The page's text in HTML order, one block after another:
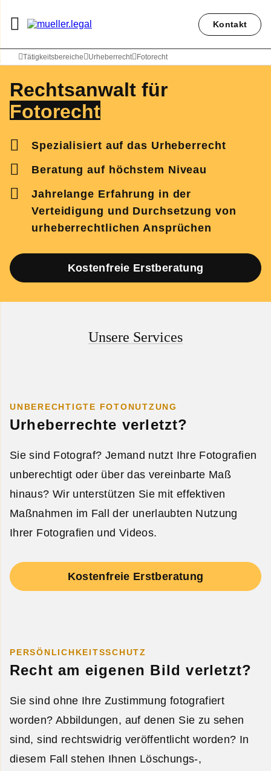
Kontakt
Tätigkeitsbereiche Urheberrecht Fotorecht
Rechtsanwalt für
Fotorecht
Spezialisiert auf das Urheberrecht
Beratung auf höchstem Niveau
Jahrelange Erfahrung in der
Verteidigung und Durchsetzung von
urheberrechtlichen Ansprüchen
Kostenfreie Erstberatung
Rechtsanwalt Peter Weiler
Unsere Services
UNBERECHTIGTE FOTONUTZUNG
Urheberrechte verletzt?
Sie sind Fotograf? Jemand nutzt Ihre Fotografien
unberechtigt oder über das vereinbarte Maß
hinaus? Wir unterstützen Sie mit effektiven
Maßnahmen im Fall der unerlaubten Nutzung
Ihrer Fotografien und Videos.
Kostenfreie Erstberatung
PERSÖNLICHKEITSSCHUTZ
Recht am eigenen Bild verletzt?
Sie sind ohne Ihre Zustimmung fotografiert
worden? Abbildungen, auf denen Sie zu sehen
sind, sind rechtswidrig veröffentlicht worden? In
diesem Fall stehen Ihnen Löschungs-,